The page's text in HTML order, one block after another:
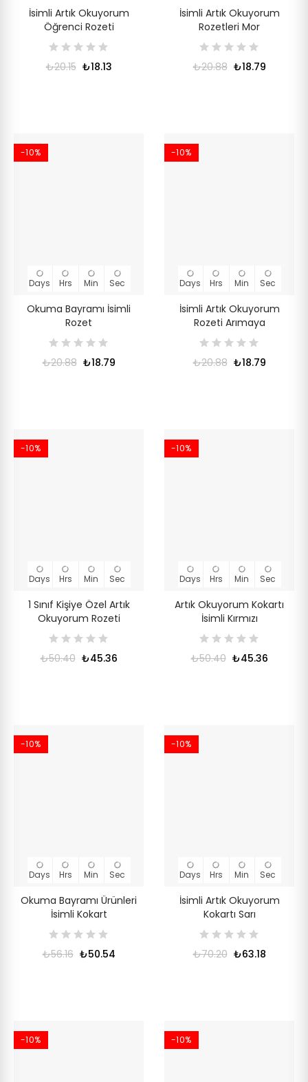
İsimli Artık Okuyorum
Öğrenci Rozeti
₺20.15 ₺18.13
İsimli Artık Okuyorum
Rozetleri Mor
₺20.88 ₺18.79
-10%
Days Hrs Min Sec
Okuma Bayramı İsimli
Rozet
₺20.88 ₺18.79
-10%
Days Hrs Min Sec
İsimli Artık Okuyorum
Rozeti Arımaya
₺20.88 ₺18.79
-10%
Days Hrs Min Sec
1 Sınıf Kişiye Özel Artık
Okuyorum Rozeti
₺50.40 ₺45.36
-10%
Days Hrs Min Sec
Artık Okuyorum Kokartı
İsimli Kırmızı
₺50.40 ₺45.36
-10%
Days Hrs Min Sec
Okuma Bayramı Ürünleri
İsimli Kokart
₺56.16 ₺50.54
-10%
Days Hrs Min Sec
İsimli Artık Okuyorum
Kokartı Sarı
₺70.20 ₺63.18
-10% -10%